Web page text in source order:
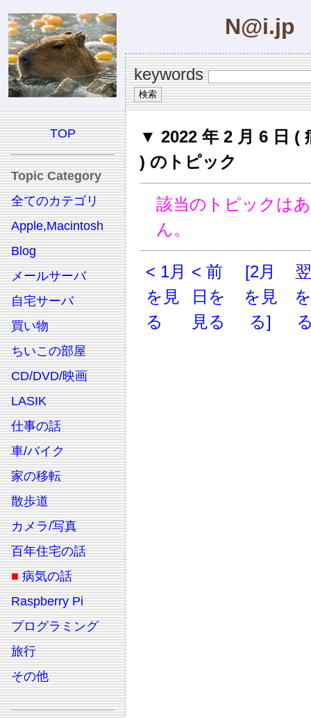
N@i.jp
keywords
TOP
Topic Category
全てのカテゴリ
Apple,Macintosh
Blog
メールサーバ
自宅サーバ
買い物
ちいこの部屋
CD/DVD/映画
LASIK
仕事の話
車/バイク
家の移転
散歩道
カメラ/写真
百年住宅の話
■ 病気の話
Raspberry Pi
プログラミング
旅行
その他
▼ 2022 年 2 月 6 日 (
) のトピック
該当のトピックは
ん。
< 1月
を見
る
< 前
日を
見る
[2月
を見
る]